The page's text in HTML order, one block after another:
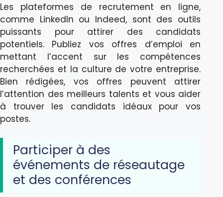
Les plateformes de recrutement en ligne,
comme LinkedIn ou Indeed, sont des outils
puissants pour attirer des candidats
potentiels. Publiez vos offres d’emploi en
mettant l’accent sur les compétences
recherchées et la culture de votre entreprise.
Bien rédigées, vos offres peuvent attirer
l’attention des meilleurs talents et vous aider
à trouver les candidats idéaux pour vos
postes.
Participer à des
événements de réseautage
et des conférences